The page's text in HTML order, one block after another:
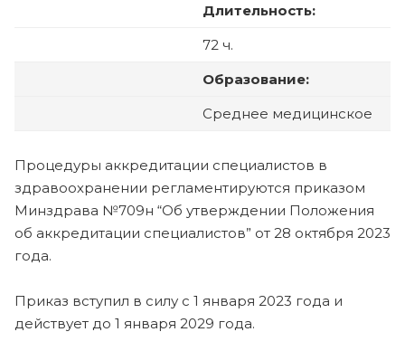
Длительность:
72 ч.
Образование:
Среднее медицинское
Процедуры аккредитации специалистов в
здравоохранении регламентируются приказом
Минздрава №709н “Об утверждении Положения
об аккредитации специалистов” от 28 октября 2023
года.
Приказ вступил в силу с 1 января 2023 года и
действует до 1 января 2029 года.